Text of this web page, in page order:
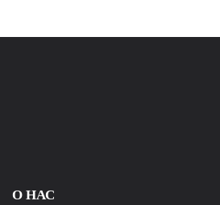
О НАС